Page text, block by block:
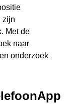
zijn
Met de
naar
onderzoek